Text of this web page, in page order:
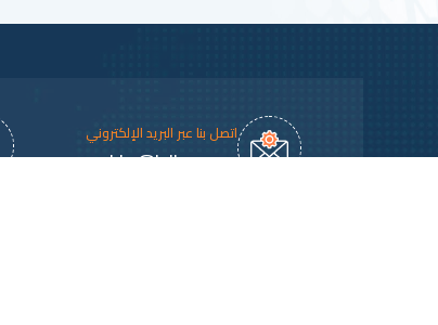
اتصل بنا عبر البريد الإلكتروني
marhba@kdl.com.sa